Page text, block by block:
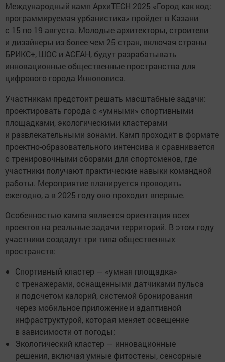
Международный камп АрхиTECH 2025 «Город как код:
программируемая урбанистика» пройдет в Казани
с 15 по 19 августа. Молодые архитекторы, строители
и дизайнеры из более чем 25 стран, включая страны
БРИКС+, ШОС и АСЕАН, будут разрабатывать
инновационные общественные пространства для
цифрового города Иннополиса.
Участникам предстоит решать масштабные задачи:
проектировать города с «умными» спортивными
площадками, экологическими кластерами
и развлекательными зонами. Камп проходит в формате
проектно-образовательного интенсива и сравнивается
с тренировочными сборами для спортсменов, где
участники получают практические навыки командной
работы. Мероприятие планируется проводить
ежегодно, а в 2025 году оно проходит впервые.
Особенностью кампа является ориентация всех
проектов на реальные задачи территорий. В этом году
участники создадут три типа общественных
пространств:
Спортивный кластер — «умная площадка»
с тренажерами, оснащенными датчиками пульса
и подсчетом калорий, системой бронирования
через мобильное приложение и адаптивной
инфраструктурой, которая меняет освещение
в зависимости от погоды;
Экологический кластер — инновационные
решения, включая умные фитостены, сенсорные